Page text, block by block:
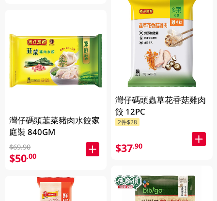
灣仔碼頭韮菜豬肉水餃家
庭裝 840GM
$69.90
$50.00
灣仔碼頭蟲草花香菇雞肉
餃 12PC
2件$28
$37.90